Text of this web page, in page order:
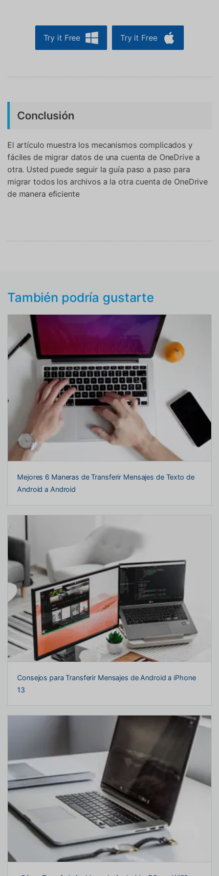
Try it Free Try it Free
Conclusión
El artículo muestra los mecanismos complicados y
fáciles de migrar datos de una cuenta de OneDrive a
otra. Usted puede seguir la guía paso a paso para
migrar todos los archivos a la otra cuenta de OneDrive
de manera eficiente
También podría gustarte
Mejores 6 Maneras de Transferir Mensajes de Texto de
Android a Android
Consejos para Transferir Mensajes de Android a iPhone
13